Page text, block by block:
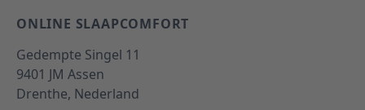
ONLINE SLAAPCOMFORT
Gedempte Singel 11
9401 JM Assen
Drenthe, Nederland